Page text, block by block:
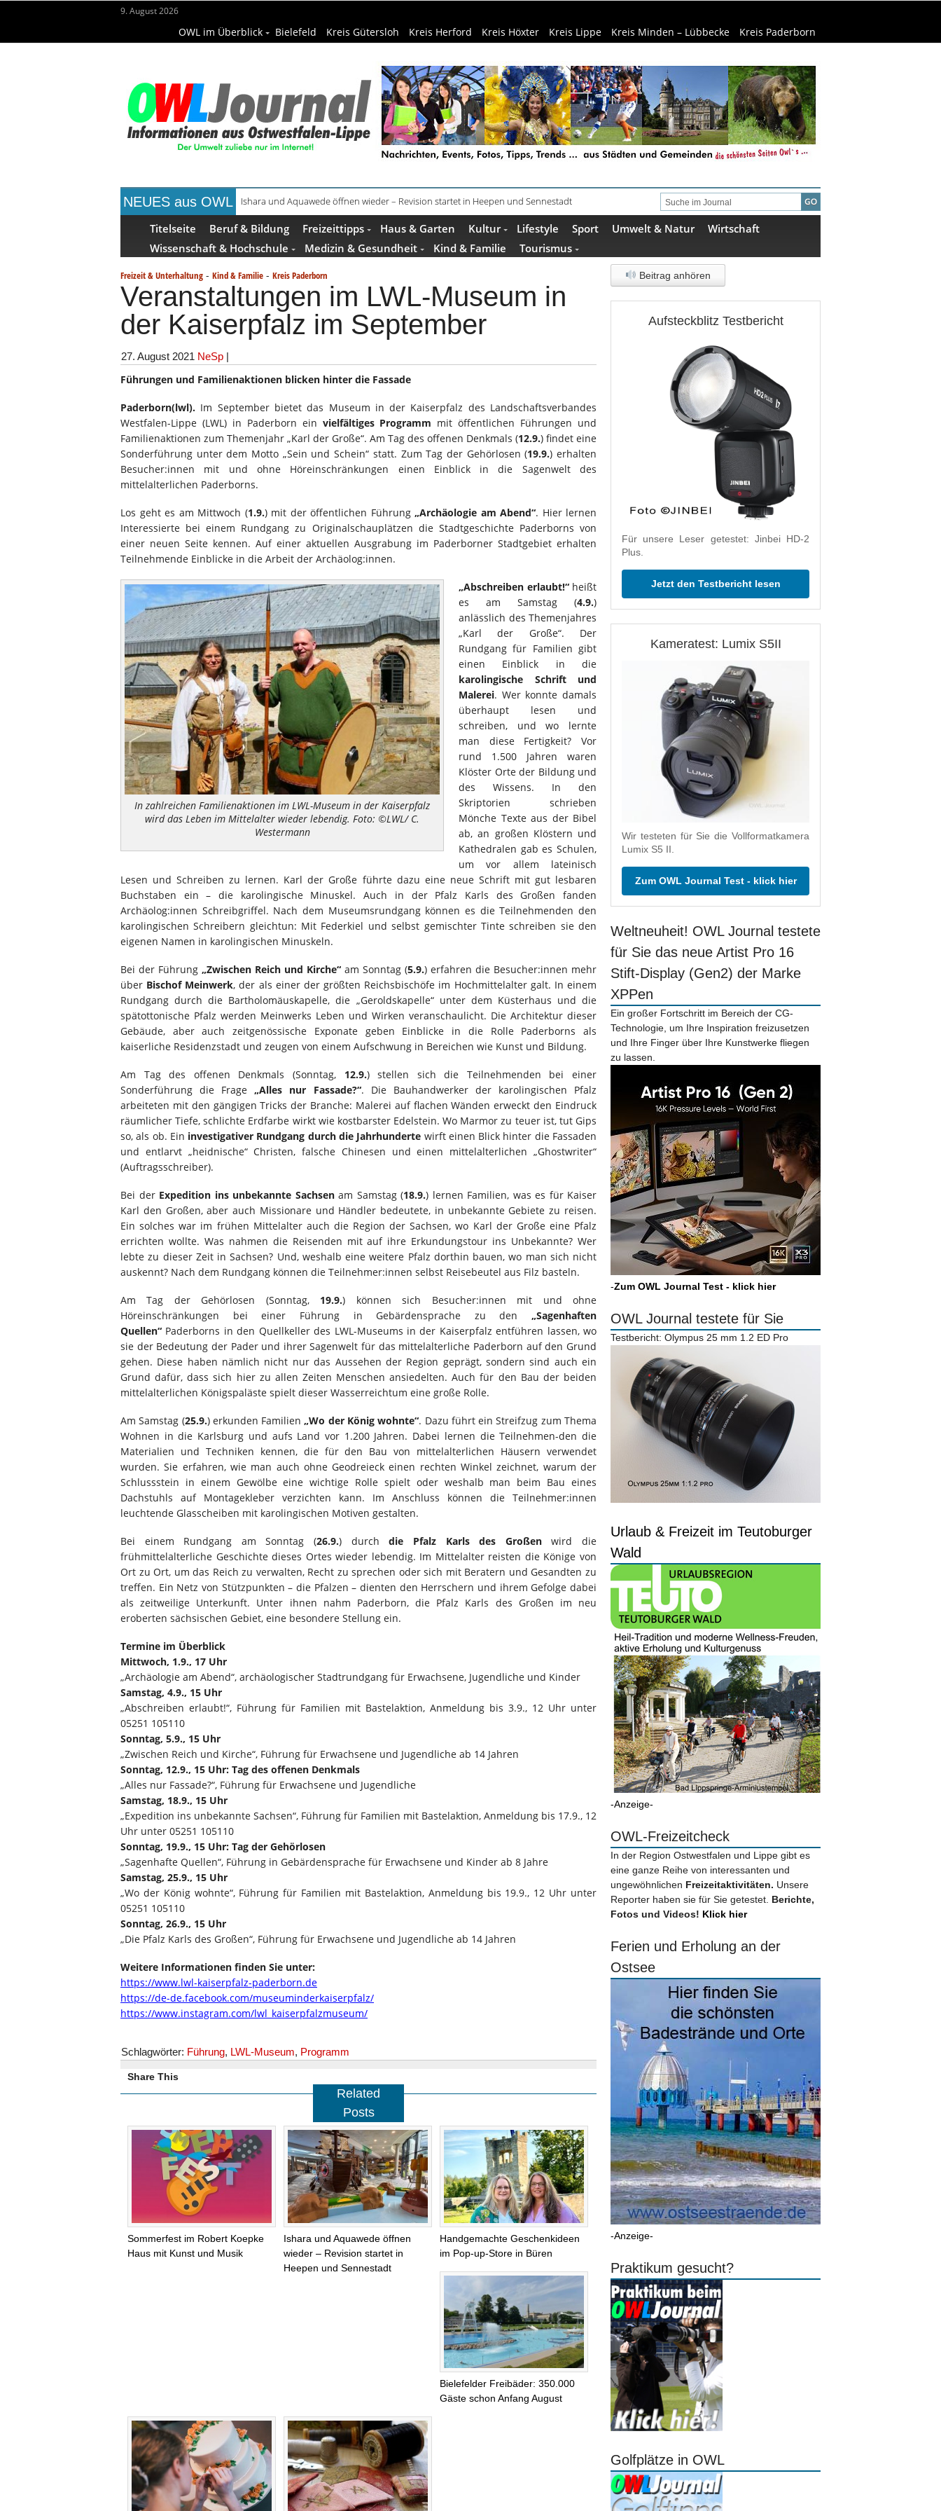
9. August 2026
OWL im Überblick Bielefeld Kreis Gütersloh Kreis Herford Kreis Höxter Kreis Lippe Kreis Minden – Lübbecke Kreis Paderborn
NEUES aus OWL Alkoholprobleme in Bielefeld verursachen mehr Fehltage
Titelseite Beruf & Bildung Freizeittipps Haus & Garten Kultur Lifestyle Sport Umwelt & Natur
Wirtschaft
Wissenschaft & Hochschule
Medizin & Gesundheit Kind & Familie Tourismus
Freizeit & Unterhaltung - Kind & Familie - Kreis Paderborn
Veranstaltungen im LWL-Museum in
der Kaiserpfalz im September
27. August 2021 NeSp |
Führungen und Familienaktionen blicken hinter die Fassade
Paderborn(lwl). Im September bietet das Museum in der Kaiserpfalz des Landschaftsverbandes
Westfalen-Lippe (LWL) in Paderborn ein vielfältiges Programm mit öffentlichen Führungen und
Familienaktionen zum Themenjahr „Karl der Große“. Am Tag des offenen Denkmals (12.9.) findet eine
Sonderführung unter dem Motto „Sein und Schein“ statt. Zum Tag der Gehörlosen (19.9.) erhalten
Besucher:innen mit und ohne Höreinschränkungen einen Einblick in die Sagenwelt des
mittelalterlichen Paderborns.
Los geht es am Mittwoch (1.9.) mit der öffentlichen Führung „Archäologie am Abend“. Hier lernen
Interessierte bei einem Rundgang zu Originalschauplätzen die Stadtgeschichte Paderborns von
einer neuen Seite kennen. Auf einer aktuellen Ausgrabung im Paderborner Stadtgebiet erhalten
Teilnehmende Einblicke in die Arbeit der Archäolog:innen.
In zahlreichen Familienaktionen im LWL-Museum in der Kaiserpfalz
wird das Leben im Mittelalter wieder lebendig. Foto: ©LWL/ C.
Westermann
„Abschreiben erlaubt!“heißt
es am Samstag (4.9.)
anlässlich des Themenjahres
„Karl der Große“. Der
Rundgang für Familien gibt
einen Einblick in die
karolingische Schrift und
Malerei. Wer konnte damals
überhaupt lesen und
schreiben, und wo lernte
man diese Fertigkeit? Vor
rund 1.500 Jahren waren
Klöster Orte der Bildung und
des Wissens. In den
Skriptorien schrieben
Mönche Texte aus der Bibel
ab, an großen Klöstern und
Kathedralen gab es Schulen,
um vor allem lateinisch
Lesen und Schreiben zu lernen. Karl der Große führte dazu eine neue Schrift mit gut lesbaren
Buchstaben ein – die karolingische Minuskel. Auch in der Pfalz Karls des Großen fanden
Archäolog:innen Schreibgriffel. Nach dem Museumsrundgang können es die Teilnehmenden den
karolingischen Schreibern gleichtun: Mit Federkiel und selbst gemischter Tinte schreiben sie den
eigenen Namen in karolingischen Minuskeln.
Bei der Führung „Zwischen Reich und Kirche“ am Sonntag (5.9.) erfahren die Besucher:innen mehr
über Bischof Meinwerk, der als einer der größten Reichsbischöfe im Hochmittelalter galt. In einem
Rundgang durch die Bartholomäuskapelle, die „Geroldskapelle“ unter dem Küsterhaus und die
spätottonische Pfalz werden Meinwerks Leben und Wirken veranschaulicht. Die Architektur dieser
Gebäude, aber auch zeitgenössische Exponate geben Einblicke in die Rolle Paderborns als
kaiserliche Residenzstadt und zeugen von einem Aufschwung in Bereichen wie Kunst und Bildung.
Am Tag des offenen Denkmals (Sonntag, 12.9.) stellen sich die Teilnehmenden bei einer
Sonderführung die Frage„Alles nur Fassade?“. Die Bauhandwerker der karolingischen Pfalz
arbeiteten mit den gängigen Tricks der Branche: Malerei auf flachen Wänden erweckt den Eindruck
räumlicher Tiefe, schlichte Erdfarbe wirkt wie kostbarster Edelstein. Wo Marmor zu teuer ist, tut Gips
so, als ob. Ein investigativer Rundgang durch die Jahrhunderte wirft einen Blick hinter die Fassaden
und entlarvt „heidnische“ Christen, falsche Chinesen und einen mittelalterlichen „Ghostwriter“
(Auftragsschreiber).
Bei der Expedition ins unbekannte Sachsenam Samstag (18.9.) lernen Familien, was es für Kaiser
Karl den Großen, aber auch Missionare und Händler bedeutete, in unbekannte Gebiete zu reisen.
Ein solches war im frühen Mittelalter auch die Region der Sachsen, wo Karl der Große eine Pfalz
errichten wollte. Was nahmen die Reisenden mit auf ihre Erkundungstour ins Unbekannte? Wer
lebte zu dieser Zeit in Sachsen? Und, weshalb eine weitere Pfalz dorthin bauen, wo man sich nicht
auskennt? Nach dem Rundgang können die Teilnehmer:innen selbst Reisebeutel aus Filz basteln.
Am Tag der Gehörlosen (Sonntag, 19.9.) können sich Besucher:innen mit und ohne
Höreinschränkungen bei einer Führung in Gebärdensprache zu den „Sagenhaften
Quellen“ Paderborns in den Quellkeller des LWL-Museums in der Kaiserpfalz entführen lassen, wo
sie der Bedeutung der Pader und ihrer Sagenwelt für das mittelalterliche Paderborn auf den Grund
gehen. Diese haben nämlich nicht nur das Aussehen der Region geprägt, sondern sind auch ein
Grund dafür, dass sich hier zu allen Zeiten Menschen ansiedelten. Auch für den Bau der beiden
mittelalterlichen Königspaläste spielt dieser Wasserreichtum eine große Rolle.
Am Samstag (25.9.) erkunden Familien„Wo der König wohnte“. Dazu führt ein Streifzug zum Thema
Wohnen in die Karlsburg und aufs Land vor 1.200 Jahren. Dabei lernen die Teilnehmen-den die
Materialien und Techniken kennen, die für den Bau von mittelalterlichen Häusern verwendet
wurden. Sie erfahren, wie man auch ohne Geodreieck einen rechten Winkel zeichnet, warum der
Schlussstein in einem Gewölbe eine wichtige Rolle spielt oder weshalb man beim Bau eines
Dachstuhls auf Montagekleber verzichten kann. Im Anschluss können die Teilnehmer:innen
leuchtende Glasscheiben mit karolingischen Motiven gestalten.
Bei einem Rundgang am Sonntag (26.9.) durchdie Pfalz Karls des Großenwird die
frühmittelalterliche Geschichte dieses Ortes wieder lebendig. Im Mittelalter reisten die Könige von
Ort zu Ort, um das Reich zu verwalten, Recht zu sprechen oder sich mit Beratern und Gesandten zu
treffen. Ein Netz von Stützpunkten – die Pfalzen – dienten den Herrschern und ihrem Gefolge dabei
als zeitweilige Unterkunft. Unter ihnen nahm Paderborn, die Pfalz Karls des Großen im neu
eroberten sächsischen Gebiet, eine besondere Stellung ein.
Termine im Überblick
Mittwoch, 1.9., 17 Uhr
„Archäologie am Abend“, archäologischer Stadtrundgang für Erwachsene, Jugendliche und Kinder
Samstag, 4.9., 15 Uhr
„Abschreiben erlaubt!“, Führung für Familien mit Bastelaktion, Anmeldung bis 3.9., 12 Uhr unter
05251 105110
Sonntag, 5.9., 15 Uhr
„Zwischen Reich und Kirche“, Führung für Erwachsene und Jugendliche ab 14 Jahren
Sonntag, 12.9., 15 Uhr: Tag des offenen Denkmals
„Alles nur Fassade?“, Führung für Erwachsene und Jugendliche
Samstag, 18.9., 15 Uhr
„Expedition ins unbekannte Sachsen“, Führung für Familien mit Bastelaktion, Anmeldung bis 17.9., 12
Uhr unter 05251 105110
Sonntag, 19.9., 15 Uhr: Tag der Gehörlosen
„Sagenhafte Quellen“, Führung in Gebärdensprache für Erwachsene und Kinder ab 8 Jahre
Samstag, 25.9., 15 Uhr
„Wo der König wohnte“, Führung für Familien mit Bastelaktion, Anmeldung bis 19.9., 12 Uhr unter
05251 105110
Sonntag, 26.9., 15 Uhr
„Die Pfalz Karls des Großen“, Führung für Erwachsene und Jugendliche ab 14 Jahren
Weitere Informationen finden Sie unter:
https://www.lwl-kaiserpfalz-paderborn.de
https://de-de.facebook.com/museuminderkaiserpfalz/
https://www.instagram.com/lwl_kaiserpfalzmuseum/
Schlagwörter: Führung, LWL-Museum, Programm
Share This
Related
Posts
Sommerfest im Robert Koepke
Haus mit Kunst und Musik
Ishara und Aquawede öffnen
wieder – Revision startet in
Heepen und Sennestadt
Handgemachte Geschenkideen
im Pop-up-Store in Büren
Bielefelder Freibäder: 350.000
Gäste schon Anfang August
Beitrag anhören
Aufsteckblitz Testbericht
Für unsere Leser getestet: Jinbei HD-2
Plus.
Jetzt den Testbericht lesen
Kameratest: Lumix S5II
Wir testeten für Sie die Vollformatkamera
Lumix S5 II.
Zum OWL Journal Test - klick hier
Weltneuheit! OWL Journal testete
für Sie das neue Artist Pro 16
Stift-Display (Gen2) der Marke
XPPen
Ein großer Fortschritt im Bereich der CG-
Technologie, um Ihre Inspiration freizusetzen
und Ihre Finger über Ihre Kunstwerke fliegen
zu lassen.
-Zum OWL Journal Test - klick hier
OWL Journal testete für Sie
Testbericht: Olympus 25 mm 1.2 ED Pro
Urlaub & Freizeit im Teutoburger
Wald
-Anzeige-
OWL-Freizeitcheck
In der Region Ostwestfalen und Lippe gibt es
eine ganze Reihe von interessanten und
ungewöhnlichen Freizeitaktivitäten. Unsere
Reporter haben sie für Sie getestet. Berichte,
Fotos und Videos! Klick hier
Ferien und Erholung an der
Ostsee
-Anzeige-
Praktikum gesucht?
Golfplätze in OWL